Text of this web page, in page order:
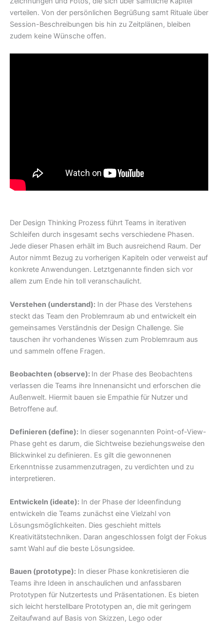
verteilen. Von der persönlichen Begrüßung samt Rituale über
Session-Beschreibungen bis hin zu Zeitplänen, bleiben
zudem keine Wünsche offen.
Der Design Thinking Prozess führt Teams in iterativen
Schleifen durch insgesamt sechs verschiedene Phasen.
Jede dieser Phasen erhält im Buch ausreichend Raum. Der
Autor nimmt Bezug zu vorherigen Kapiteln oder verweist auf
konkrete Anwendungen. Letztgenannte finden sich vor
allem zum Ende hin toll veranschaulicht.
Verstehen (understand): In der Phase des Verstehens
steckt das Team den Problemraum ab und entwickelt ein
gemeinsames Verständnis der Design Challenge. Sie
tauschen ihr vorhandenes Wissen zum Problemraum aus
und sammeln offene Fragen.
Beobachten (observe): In der Phase des Beobachtens
verlassen die Teams ihre Innenansicht und erforschen die
Außenwelt. Hiermit bauen sie Empathie für Nutzer und
Betroffene auf.
Definieren (define): In dieser sogenannten Point-of-View-
Phase geht es darum, die Sichtweise beziehungsweise den
Blickwinkel zu definieren. Es gilt die gewonnenen
Erkenntnisse zusammenzutragen, zu verdichten und zu
interpretieren.
Entwickeln (ideate): In der Phase der Ideenfindung
entwickeln die Teams zunächst eine Vielzahl von
Lösungsmöglichkeiten. Dies geschieht mittels
Kreativitätstechniken. Daran angeschlossen folgt der Fokus
samt Wahl auf die beste Lösungsidee.
Bauen (prototype): In dieser Phase konkretisieren die
Teams ihre Ideen in anschaulichen und anfassbaren
Prototypen für Nutzertests und Präsentationen. Es bieten
sich leicht herstellbare Prototypen an, die mit geringem
Zeitaufwand auf Basis von Skizzen, Lego oder